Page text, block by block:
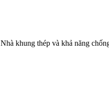
Nhà khung thép và khả năng